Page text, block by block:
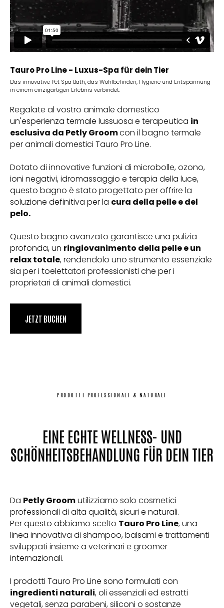
Tauro Pro Line - Luxus-Spa für dein Tier
Das innovative Pet Spa Bath, das Wohlbefinden, Hygiene und Entspannung
in einem einzigartigen Erlebnis verbindet.
Regalate al vostro animale domestico
un'esperienza termale lussuosa e terapeutica in
esclusiva da Petly Groomcon il bagno termale
per animali domestici Tauro Pro Line.
Dotato di innovative funzioni di microbolle, ozono,
ioni negativi, idromassaggio e terapia della luce,
questo bagno è stato progettato per offrire la
soluzione definitiva per la cura della pelle e del
pelo.
Questo bagno avanzato garantisce una pulizia
profonda, un ringiovanimento della pelle e un
relax totale, rendendolo uno strumento essenziale
sia per i toelettatori professionisti che per i
proprietari di animali domestici.
JETZT BUCHEN
PRODOTTI PROFESSIONALI & NATURALI
EINE ECHTE WELLNESS- UND
SCHÖNHEITSBEHANDLUNG FÜR DEIN TIER
Da Petly Groomutilizziamo solo cosmetici
professionali di alta qualità, sicuri e naturali.
Per questo abbiamo scelto Tauro Pro Line, una
linea innovativa di shampoo, balsami e trattamenti
sviluppati insieme a veterinari e groomer
internazionali.
I prodotti Tauro Pro Line sono formulati con
ingredienti naturali, oli essenziali ed estratti
vegetali, senza parabeni, siliconi o sostanze